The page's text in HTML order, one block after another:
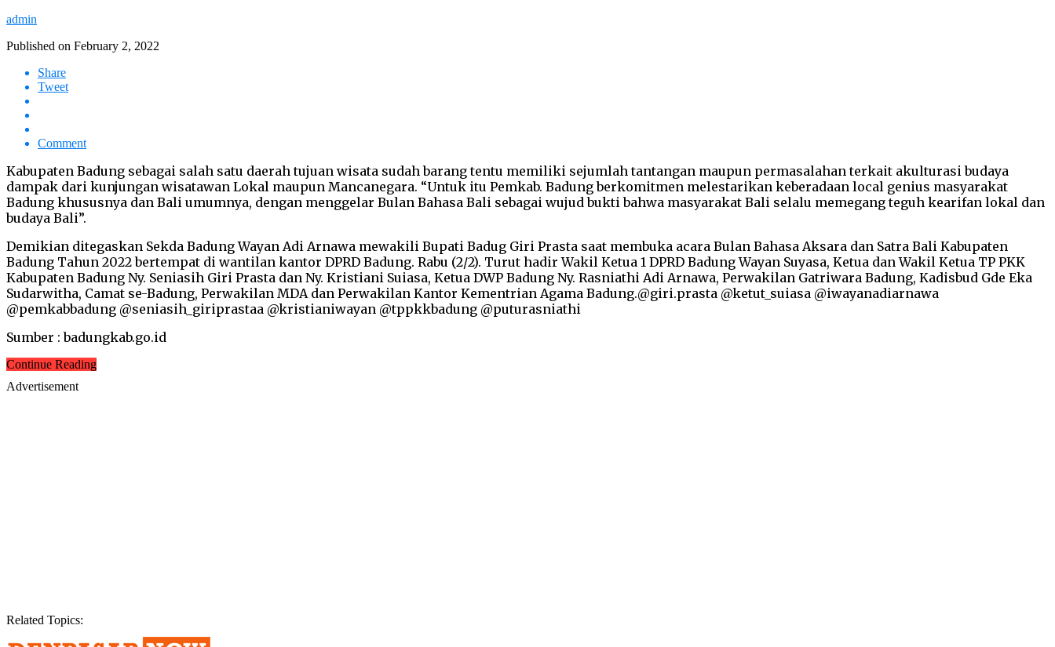
admin
Published on February 2, 2022
Share
Tweet
Comment
Kabupaten Badung sebagai salah satu daerah tujuan wisata sudah barang tentu memiliki sejumlah tantangan maupun permasalahan terkait akulturasi budaya
dampak dari kunjungan wisatawan Lokal maupun Mancanegara. “Untuk itu Pemkab. Badung berkomitmen melestarikan keberadaan local genius masyarakat
Badung khususnya dan Bali umumnya, dengan menggelar Bulan Bahasa Bali sebagai wujud bukti bahwa masyarakat Bali selalu memegang teguh kearifan lokal dan
budaya Bali”.
Demikian ditegaskan Sekda Badung Wayan Adi Arnawa mewakili Bupati Badug Giri Prasta saat membuka acara Bulan Bahasa Aksara dan Satra Bali Kabupaten
Badung Tahun 2022 bertempat di wantilan kantor DPRD Badung. Rabu (2/2). Turut hadir Wakil Ketua 1 DPRD Badung Wayan Suyasa, Ketua dan Wakil Ketua TP PKK
Kabupaten Badung Ny. Seniasih Giri Prasta dan Ny. Kristiani Suiasa, Ketua DWP Badung Ny. Rasniathi Adi Arnawa, Perwakilan Gatriwara Badung, Kadisbud Gde Eka
Sudarwitha, Camat se-Badung, Perwakilan MDA dan Perwakilan Kantor Kementrian Agama Badung.@giri.prasta @ketut_suiasa @iwayanadiarnawa
@pemkabbadung @seniasih_giriprastaa @kristianiwayan @tppkkbadung @puturasniathi
Sumber : badungkab.go.id
Continue Reading
Advertisement
Related Topics: